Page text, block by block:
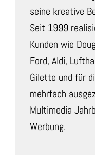
seine kreative
Seit 1999
Kunden wie
Ford, Aldi,
Gilette und für
mehrfach
Multimedia
Werbung.